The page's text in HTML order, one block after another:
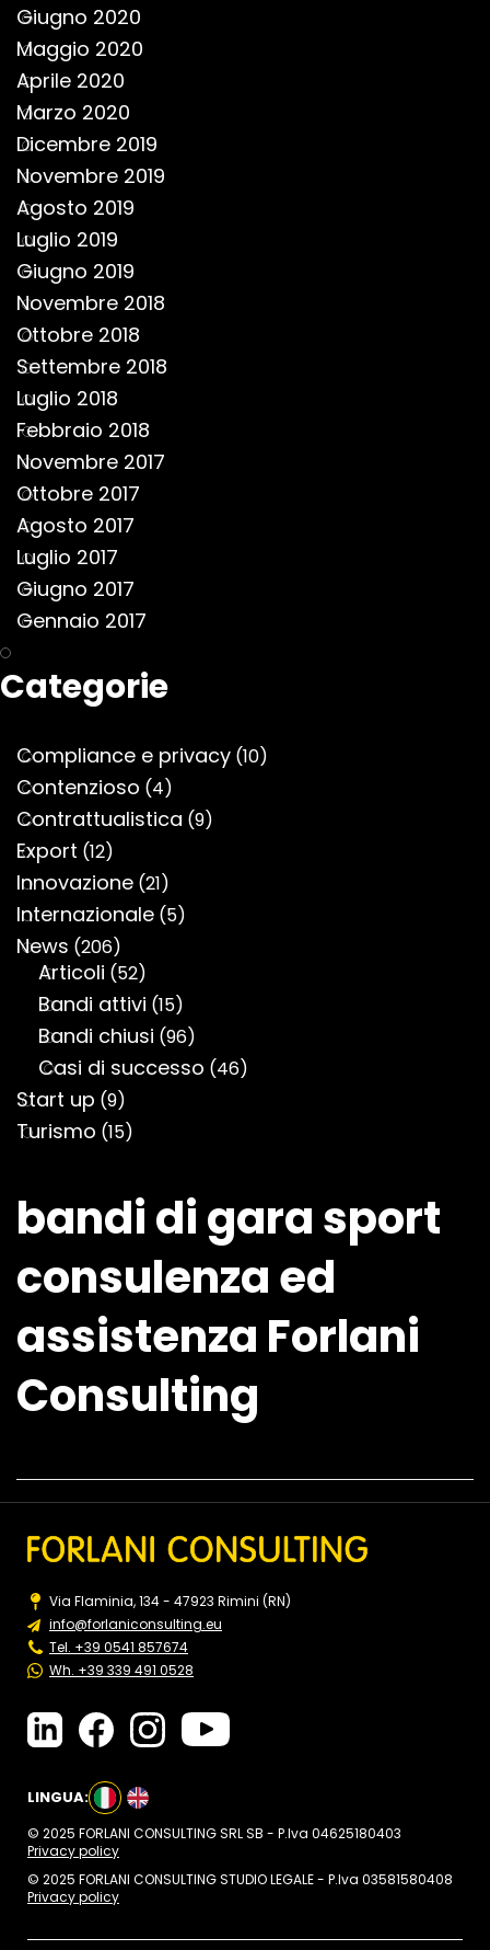
Giugno 2020
Maggio 2020
Aprile 2020
Marzo 2020
Dicembre 2019
Novembre 2019
Agosto 2019
Luglio 2019
Giugno 2019
Novembre 2018
Ottobre 2018
Settembre 2018
Luglio 2018
Febbraio 2018
Novembre 2017
Ottobre 2017
Agosto 2017
Luglio 2017
Giugno 2017
Gennaio 2017
Categorie
Compliance e privacy (10)
Contenzioso (4)
Contrattualistica (9)
Export (12)
Innovazione (21)
Internazionale (5)
News (206)
Articoli (52)
Bandi attivi (15)
Bandi chiusi (96)
Casi di successo (46)
Start up (9)
Turismo (15)
bandi di gara sport
consulenza ed
assistenza Forlani
Consulting
Via Flaminia, 134 - 47923 Rimini (RN)
info@forlaniconsulting.eu
Tel. +39 0541 857674
Wh. +39 339 491 0528
LINGUA:
© 2025 FORLANI CONSULTING SRL SB - P.Iva 04625180403
Privacy policy
© 2025 FORLANI CONSULTING STUDIO LEGALE - P.Iva 03581580408
Privacy policy